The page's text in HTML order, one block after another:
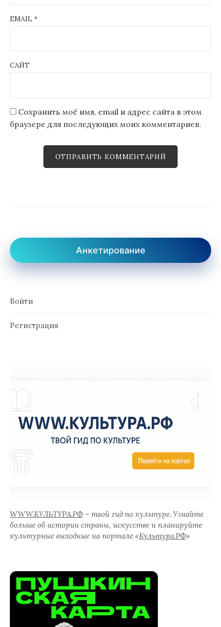
EMAIL *
САЙТ
Сохранить моё имя, email и адрес сайта в этом
браузере для последующих моих комментариев.
Анкетирование
Войти
Регистрация
WWW.КУЛЬТУРА.РФ – твой гид по культуре. Узнайте
больше об истории страны, искусстве и планируйте
культурные выходные на портале «Культура.РФ»